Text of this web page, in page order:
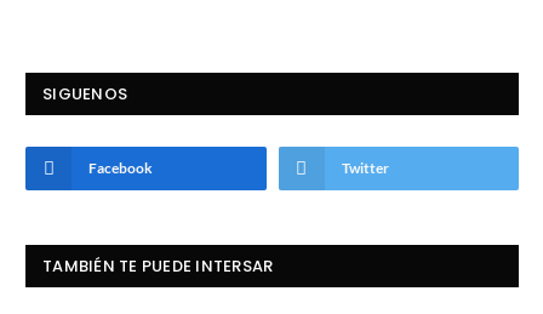
SIGUENOS
Facebook Twitter
TAMBIÉN TE PUEDE INTERSAR